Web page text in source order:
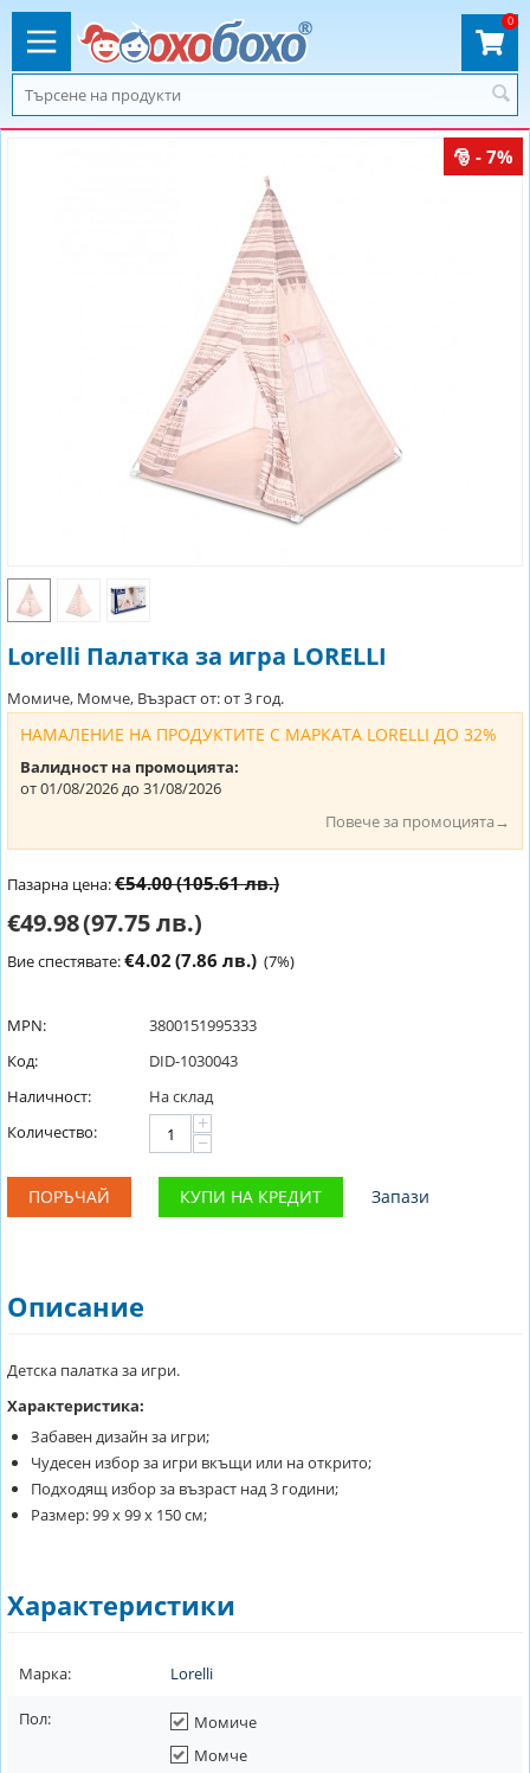
0
- 7%
Lorelli Палатка за игра LORELLI
Момиче, Момче, Възраст от: от 3 год.
НАМАЛЕНИЕ НА ПРОДУКТИТЕ С МАРКАТА LORELLI ДО 32%
Валидност на промоцията:
от 01/08/2026 до 31/08/2026
Повече за промоцията→
Пазарна цена:€54.00(105.61 лв.)
€49.98(97.75 лв.)
Вие спестявате:€4.02 (7.86 лв.) (7%)
MPN:
3800151995333
Код:
DID-1030043
Наличност:
На склад
Количество:
+
−
ПОРЪЧАЙ КУПИ НА КРЕДИТ Запази
Описание
Детска палатка за игри.
Характеристика:
Забавен дизайн за игри;
Чудесен избор за игри вкъщи или на открито;
Подходящ избор за възраст над 3 години;
Размер: 99 х 99 х 150 см;
Характеристики
Марка: Lorelli
Пол:
Момиче
Момче